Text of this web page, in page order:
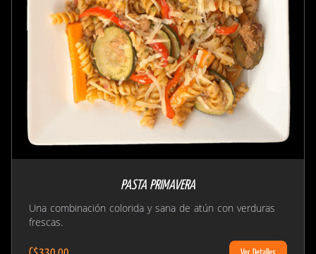
PASTA PRIMAVERA
Una combinación colorida y sana de atún con verduras
frescas.